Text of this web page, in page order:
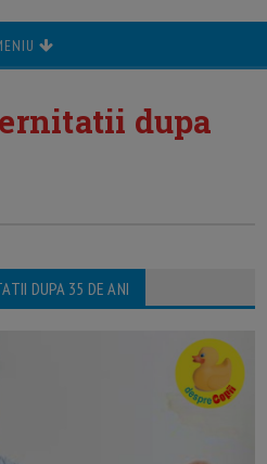
dupa
DUPA 35 DE ANI